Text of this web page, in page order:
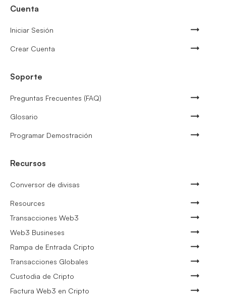
Cuenta
Iniciar Sesión
Crear Cuenta
Soporte
Preguntas Frecuentes (FAQ)
Glosario
Programar Demostración
Recursos
Conversor de divisas
Resources
Transacciones Web3
Web3 Busineses
Rampa de Entrada Cripto
Transacciones Globales
Custodia de Cripto
Factura Web3 en Cripto